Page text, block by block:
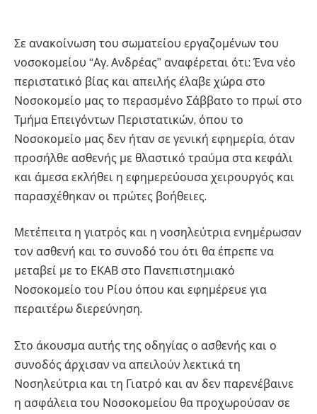
Σε ανακοίνωση του σωματείου εργαζομένων του
νοσοκομείου “Αγ. Ανδρέας” αναφέρεται ότι: Ένα νέο
περιστατικό βίας και απειλής έλαβε χώρα στο
Νοσοκομείο μας το περασμένο Σάββατο το πρωί στο
Τμήμα Επειγόντων Περιστατικών, όπου το
Νοσοκομείο μας δεν ήταν σε γενική εφημερία, όταν
προσήλθε ασθενής με θλαστικό τραύμα στα κεφάλι
και άμεσα εκλήθει η εφημερεύουσα χειρουργός και
παρασχέθηκαν οι πρώτες βοήθειες.
Μετέπειτα η γιατρός και η νοσηλεύτρια ενημέρωσαν
τον ασθενή και το συνοδό του ότι θα έπρεπε να
μεταβεί με το ΕΚΑΒ στο Πανεπιστημιακό
Νοσοκομείο του Ρίου όπου και εφημέρευε για
περαιτέρω διερεύνηση.
Στο άκουσμα αυτής της οδηγίας ο ασθενής και ο
συνοδός άρχισαν να απειλούν λεκτικά τη
Νοσηλεύτρια και τη Γιατρό και αν δεν παρενέβαινε
η ασφάλεια του Νοσοκομείου θα προχωρούσαν σε